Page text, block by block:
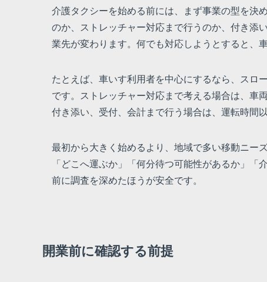
介護タクシーを始める前には、まず事業の型を決
のか、ストレッチャー対応まで行うのか、付き添
業先が変わります。何でも対応しようとすると、
たとえば、車いす利用者を中心にするなら、スロ
です。ストレッチャー対応まで考える場合は、車
付き添い、受付、会計まで行う場合は、運転時間
最初から大きく始めるより、地域で多い移動ニー
「どこへ運ぶか」「何分待つ可能性があるか」
前に調査を深めたほうが安全です。
開業前に確認する前提